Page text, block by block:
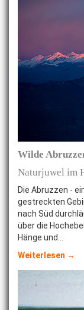
Wilde
Naturjuwel im
Die Abruzzen -
gestreckten
nach Süd
über die
Hänge und…
Weiterlesen →